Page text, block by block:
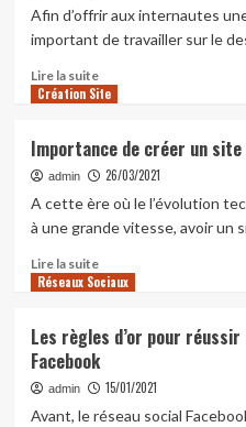
agence
SEO
les
activités
Afin d’offrir aux internautes
important de travailler sur le
Lire la suiteEn
savoir
Webdesign
:
quel
impact
le
site
Création Site
Importance de créer un
admin 26/03/2021
A cette ère où le l’évolution
à une grande vitesse, avoir un
Lire la suiteEn
savoir
Importance
de
créer
un
Réseaux Sociaux
Les règles d’or pour
Facebook
admin 15/01/2021
Avant, le réseau social